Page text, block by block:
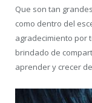
Que son tan
como dentro del
agradecimiento por
brindado de
aprender y crecer